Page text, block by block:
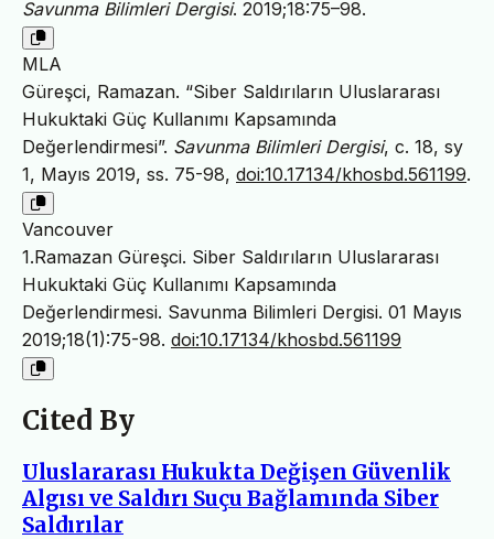
Savunma Bilimleri Dergisi. 2019;18:75–98.
MLA
Güreşci, Ramazan. “Siber Saldırıların Uluslararası
Hukuktaki Güç Kullanımı Kapsamında
Değerlendirmesi”. Savunma Bilimleri Dergisi, c. 18, sy
1, Mayıs 2019, ss. 75-98, doi:10.17134/khosbd.561199.
Vancouver
1.Ramazan Güreşci. Siber Saldırıların Uluslararası
Hukuktaki Güç Kullanımı Kapsamında
Değerlendirmesi. Savunma Bilimleri Dergisi. 01 Mayıs
2019;18(1):75-98. doi:10.17134/khosbd.561199
Cited By
Uluslararası Hukukta Değişen Güvenlik
Algısı ve Saldırı Suçu Bağlamında Siber
Saldırılar